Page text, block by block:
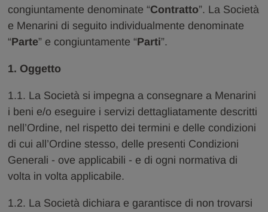
congiuntamente denominate “Contratto”. La Società
e Menarini di seguito individualmente denominate
“Parte” e congiuntamente “Parti”.
1. Oggetto
1.1. La Società si impegna a consegnare a Menarini
i beni e/o eseguire i servizi dettagliatamente descritti
nell’Ordine, nel rispetto dei termini e delle condizioni
di cui all’Ordine stesso, delle presenti Condizioni
Generali - ove applicabili - e di ogni normativa di
volta in volta applicabile.
1.2. La Società dichiara e garantisce di non trovarsi